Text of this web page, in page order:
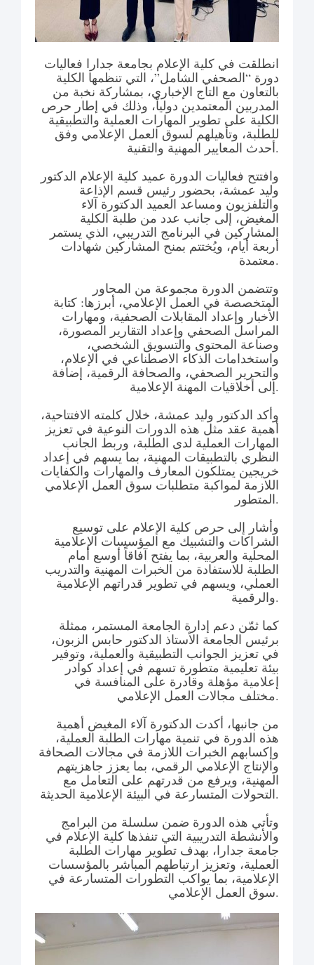
انطلقت في كلية الإعلام بجامعة جدارا فعاليات
دورة “الصحفي الشامل”، التي تنظمها الكلية
بالتعاون مع التاج الإخباري، بمشاركة نخبة من
المدربين المعتمدين دولياً، وذلك في إطار حرص
الكلية على تطوير المهارات العملية والتطبيقية
للطلبة، وتأهيلهم لسوق العمل الإعلامي وفق
أحدث المعايير المهنية والتقنية.
وافتتح فعاليات الدورة عميد كلية الإعلام الدكتور
وليد عمشة، بحضور رئيس قسم الإذاعة
والتلفزيون ومساعد العميد الدكتورة آلاء
المغيض، إلى جانب عدد من طلبة الكلية
المشاركين في البرنامج التدريبي، الذي يستمر
أربعة أيام، ويُختتم بمنح المشاركين شهادات
معتمدة.
وتتضمن الدورة مجموعة من المحاور
المتخصصة في العمل الإعلامي، أبرزها: كتابة
الأخبار وإعداد المقابلات الصحفية، ومهارات
المراسل الصحفي وإعداد التقارير المصورة،
وصناعة المحتوى والتسويق الشخصي،
واستخدامات الذكاء الاصطناعي في الإعلام،
والتحرير الصحفي، والصحافة الرقمية، إضافة
إلى أخلاقيات المهنة الإعلامية.
وأكد الدكتور وليد عمشة، خلال كلمته الافتتاحية،
أهمية عقد مثل هذه الدورات النوعية في تعزيز
المهارات العملية لدى الطلبة، وربط الجانب
النظري بالتطبيقات المهنية، بما يسهم في إعداد
خريجين يمتلكون المعارف والمهارات والكفايات
اللازمة لمواكبة متطلبات سوق العمل الإعلامي
المتطور.
وأشار إلى حرص كلية الإعلام على توسيع
الشراكات والتشبيك مع المؤسسات الإعلامية
المحلية والعربية، بما يفتح آفاقاً أوسع أمام
الطلبة للاستفادة من الخبرات المهنية والتدريب
العملي، ويسهم في تطوير قدراتهم الإعلامية
والرقمية.
كما ثمّن دعم إدارة الجامعة المستمر، ممثلة
برئيس الجامعة الأستاذ الدكتور حابس الزبون،
في تعزيز الجوانب التطبيقية والعملية، وتوفير
بيئة تعليمية متطورة تسهم في إعداد كوادر
إعلامية مؤهلة وقادرة على المنافسة في
مختلف مجالات العمل الإعلامي.
من جانبها، أكدت الدكتورة آلاء المغيض أهمية
هذه الدورة في تنمية مهارات الطلبة العملية،
وإكسابهم الخبرات اللازمة في مجالات الصحافة
والإنتاج الإعلامي الرقمي، بما يعزز جاهزيتهم
المهنية، ويرفع من قدرتهم على التعامل مع
التحولات المتسارعة في البيئة الإعلامية الحديثة.
وتأتي هذه الدورة ضمن سلسلة من البرامج
والأنشطة التدريبية التي تنفذها كلية الإعلام في
جامعة جدارا، بهدف تطوير مهارات الطلبة
العملية، وتعزيز ارتباطهم المباشر بالمؤسسات
الإعلامية، بما يواكب التطورات المتسارعة في
سوق العمل الإعلامي.